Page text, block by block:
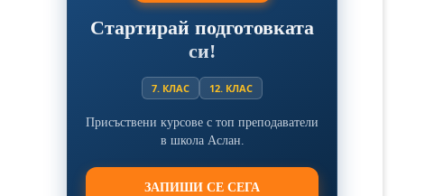
Стартирай подготовката
си!
7. КЛАС 12. КЛАС
Присъствени курсове с топ преподаватели
в школа Аслан.
ЗАПИШИ СЕ СЕГА